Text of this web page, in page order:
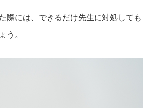
際には、できるだけ先生に対処しても
う。